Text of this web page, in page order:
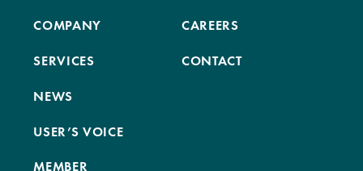
COMPANY
SERVICES
NEWS
USER’S VOICE
MEMBER
CAREERS
CONTACT